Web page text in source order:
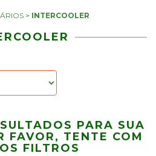
> INTERCOOLER
PARA SUA
FAVOR, TENTE COM
FILTROS